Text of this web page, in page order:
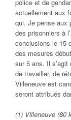
police et de
actuellement aux
qui. Je pense aux
des prisonniers à
conclusions le 15
des mesures
sur 5 ans. Il s’agit
de travailler, de
Villeneuve est
seront attribués
(1) Villeneuve (80